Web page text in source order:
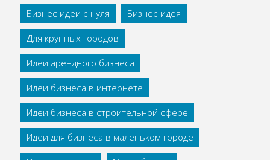
Бизнес идеи с нуля
Бизнес идея
Для крупных городов
Идеи арендного бизнеса
Идеи бизнеса в интернете
Идеи бизнеса в строительной сфере
Идеи для бизнеса в маленьком городе